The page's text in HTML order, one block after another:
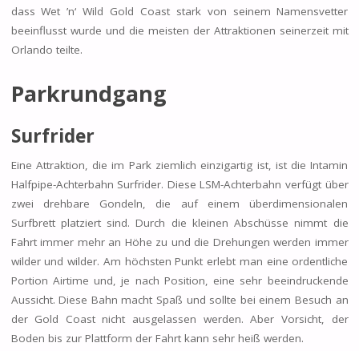
dass Wet ’n‘ Wild Gold Coast stark von seinem Namensvetter
beeinflusst wurde und die meisten der Attraktionen seinerzeit mit
Orlando teilte.
Parkrundgang
Surfrider
Eine Attraktion, die im Park ziemlich einzigartig ist, ist die Intamin
Halfpipe-Achterbahn Surfrider. Diese LSM-Achterbahn verfügt über
zwei drehbare Gondeln, die auf einem überdimensionalen
Surfbrett platziert sind. Durch die kleinen Abschüsse nimmt die
Fahrt immer mehr an Höhe zu und die Drehungen werden immer
wilder und wilder. Am höchsten Punkt erlebt man eine ordentliche
Portion Airtime und, je nach Position, eine sehr beeindruckende
Aussicht. Diese Bahn macht Spaß und sollte bei einem Besuch an
der Gold Coast nicht ausgelassen werden. Aber Vorsicht, der
Boden bis zur Plattform der Fahrt kann sehr heiß werden.